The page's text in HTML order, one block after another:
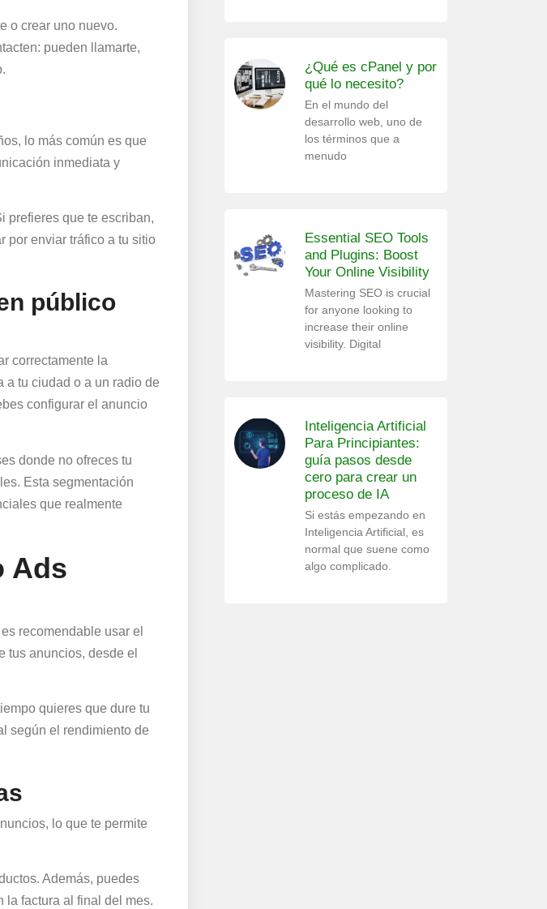
o crear uno nuevo.
pueden llamarte,
lo más común es que
inmediata y
prefieres que te escriban,
por enviar tráfico a tu sitio
público
correctamente la
tu ciudad o a un radio de
configurar el anuncio
donde no ofreces tu
Esta segmentación
que realmente
Ads
recomendable usar el
tus anuncios, desde el
quieres que dure tu
según el rendimiento de
lo que te permite
Además, puedes
la factura al final del mes.
¿Qué es cPanel y por
qué lo necesito?
En el mundo del
desarrollo web, uno de
los términos que a
menudo
Essential SEO Tools
and Plugins: Boost
Your Online Visibility
Mastering SEO is crucial
for anyone looking to
increase their online
visibility. Digital
Inteligencia Artificial
Para Principiantes:
guía pasos desde
cero para crear un
proceso de IA
Si estás empezando en
Inteligencia Artificial, es
normal que suene como
algo complicado.